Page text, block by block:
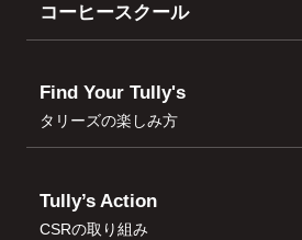
コーヒースクール
Find Your Tully's
タリーズの楽しみ方
Tully’s Action
CSRの取り組み